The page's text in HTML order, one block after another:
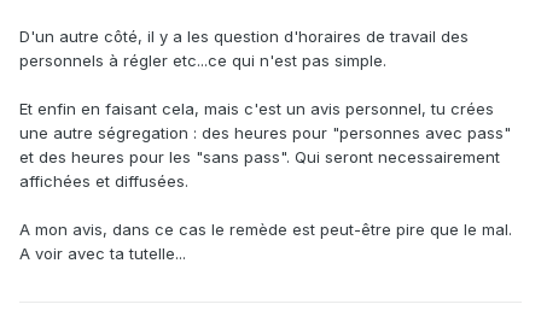
D'un autre côté, il y a les question d'horaires de travail des
personnels à régler etc...ce qui n'est pas simple.
Et enfin en faisant cela, mais c'est un avis personnel, tu crées
une autre ségregation : des heures pour "personnes avec pass"
et des heures pour les "sans pass". Qui seront necessairement
affichées et diffusées.
A mon avis, dans ce cas le remède est peut-être pire que le mal.
A voir avec ta tutelle...